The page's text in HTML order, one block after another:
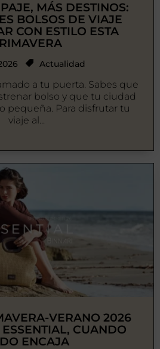
MÁS DESTINOS:
BOLSOS DE VIAJE
CON ESTILO ESTA
Actualidad
a tu puerta. Sabes que
bolso y que tu ciudad
pequeña. Para disfrutar tu
viaje al...
VERANO 2026
CUANDO
ENCAJA